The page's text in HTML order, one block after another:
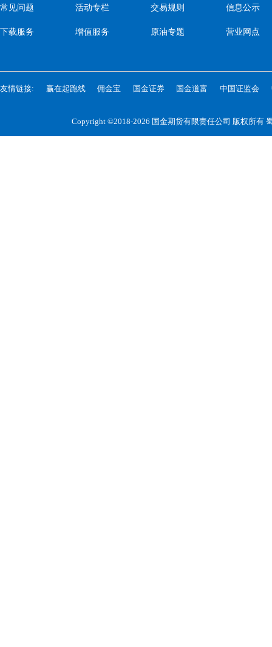
常见问题
下载服务
活动专栏
增值服务
交易规则
原油专题
信息公示
营业网点
友情链接: 赢在起跑线 佣金宝 国金证券 国金道富 中国证监会
Copyright ©2018-2026 国金期货有限责任公司 版权所有